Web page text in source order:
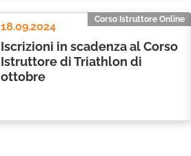
Corso Istruttore Online
18.09.2024
Iscrizioni in scadenza al Corso
Istruttore di Triathlon di
ottobre